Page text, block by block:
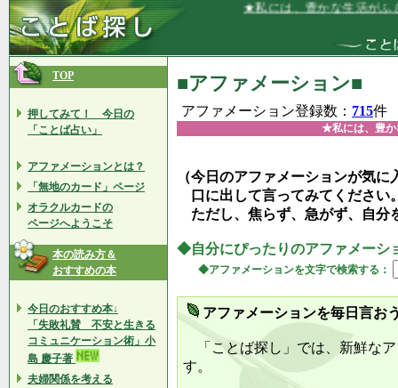
★私には、豊かな生活がふさわしい★
TOP
押してみて！ 今日の
「ことば占い」
アファメーションとは？
「無地のカード」ページ
オラクルカードの
ページへようこそ
本の読み方＆
おすすめの本
今日のおすすめ本↓
「失敗礼賛 不安と生きる
コミュニケーション術」小
島 慶子著
夫婦関係を考える
■アファメーション■
アファメーション登録数： 715件
★私には、豊
（今日のアファメーションが気
口に出して言ってみてください
ただし、焦らず、急がず、自分
◆自分にぴったりのアファメーシ
◆アファメーションを文字で検索する：
アファメーションを毎日言お
「ことば探し」では、新鮮な
す。